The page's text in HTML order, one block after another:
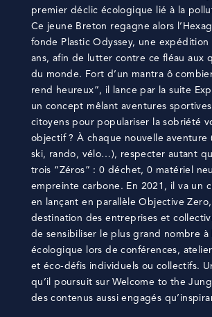
premier déclic écologique lié à la
Ce jeune Breton regagne alors
fonde Plastic Odyssey, une
ans, afin de lutter contre ce fléau aux
du monde. Fort d’un mantra ô
rend heureux”, il lance par la suite
un concept mêlant aventures
citoyens pour populariser la sobriété
objectif ? À chaque nouvelle aventure
ski, rando, vélo…), respecter autant
trois “Zéros” : 0 déchet, 0 matériel
empreinte carbone. En 2021, il va un
en lançant en parallèle Objective
destination des entreprises et
de sensibiliser le plus grand nombre à
écologique lors de conférences,
et éco-défis individuels ou collectifs.
qu’il poursuit sur Welcome to the
des contenus aussi engagés